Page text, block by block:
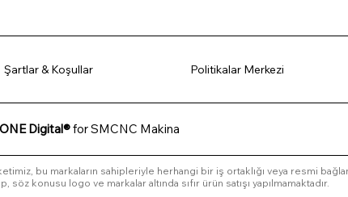
Şartlar & Koşullar Politikalar Merkezi
Digital®for SMCNC Makina
bu markaların sahipleriyle herhangi bir iş ortaklığı veya resmi
konusu logo ve markalar altında sıfır ürün satışı yapılmamaktadır.